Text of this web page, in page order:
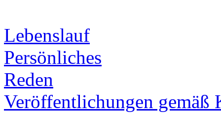
Lebenslauf
Persönliches
Reden
Veröffentlichungen gemäß